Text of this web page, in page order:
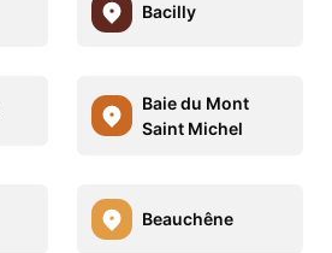
Bacilly
Baie du Mont
Saint Michel
Beauchêne